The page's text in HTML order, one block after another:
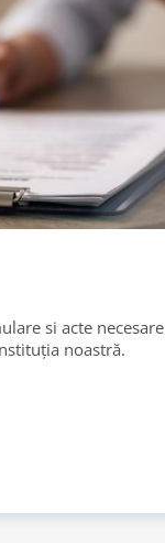
si acte necesare
noastră.